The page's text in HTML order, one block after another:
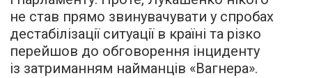
не став прямо звинувачувати у спробах
дестабілізації ситуації в країні та різко
перейшов до обговорення інциденту
із затриманням найманців «Вагнера».